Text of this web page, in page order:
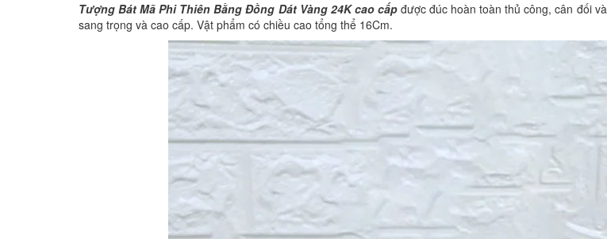
Tượng Bát Mã Phi Thiên Bằng Đồng Dát Vàng 24K cao cấpđược đúc hoàn toàn thủ công, cân đối
sang trọng và cao cấp. Vật phẩm có chiều cao tổng thể 16Cm.